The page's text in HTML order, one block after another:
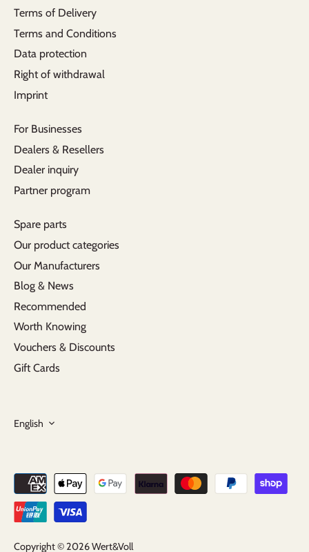
Terms of Delivery
Terms and Conditions
Data protection
Right of withdrawal
Imprint
For Businesses
Dealers & Resellers
Dealer inquiry
Partner program
Spare parts
Our product categories
Our Manufacturers
Blog & News
Recommended
Worth Knowing
Vouchers & Discounts
Gift Cards
Language
English
Copyright © 2026Wert&Voll